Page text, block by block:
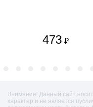
473 ₽
Внимание! Данный сайт
характер и не является